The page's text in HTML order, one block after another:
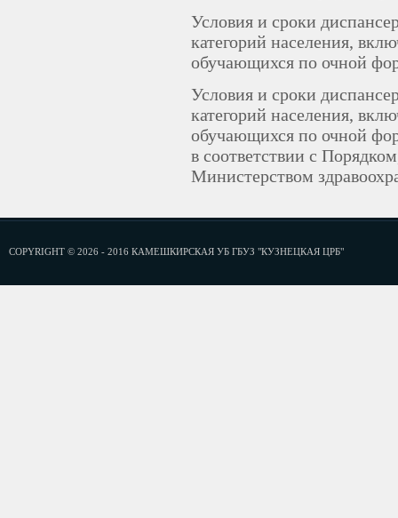
Условия и сроки
категорий населения,
обучающихся по очной
Условия и сроки
категорий населения,
обучающихся по очной
в соответствии с
Министерством
COPYRIGHT © 2026 - 2016 КАМЕШКИРСКАЯ УБ ГБУЗ "КУЗНЕЦКАЯ ЦРБ"